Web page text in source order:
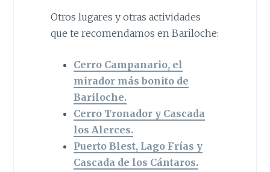
Otros lugares y otras actividades
que te recomendamos en Bariloche:
Cerro Campanario, el
mirador más bonito de
Bariloche.
Cerro Tronador y Cascada
los Alerces.
Puerto Blest, Lago Frías y
Cascada de los Cántaros.